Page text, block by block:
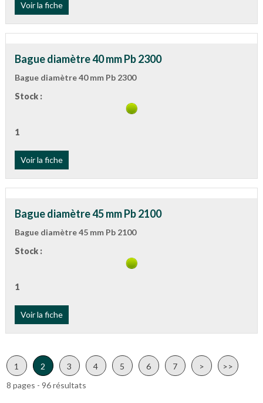
Voir la fiche
Bague diamètre 40 mm Pb 2300
Bague diamètre 40 mm Pb 2300
Stock :
1
Voir la fiche
Bague diamètre 45 mm Pb 2100
Bague diamètre 45 mm Pb 2100
Stock :
1
Voir la fiche
1 2 3 4 5 6 7 >
>>
8 pages - 96 résultats